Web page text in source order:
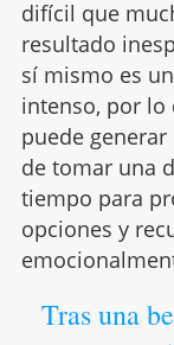
difícil que
resultado
sí mismo es
intenso, por lo
puede
de tomar una
tiempo para
opciones y
Tras una